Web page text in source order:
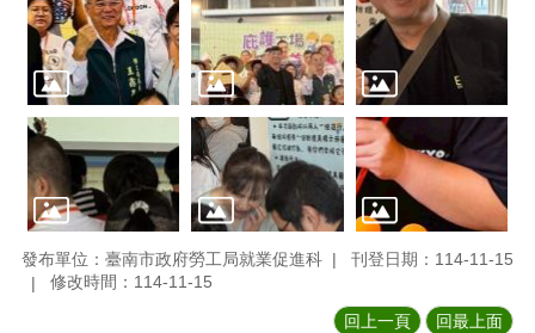
發布單位：臺南市政府勞工局就業促進科
刊登日期：114-11-15
修改時間：114-11-15
回上一頁 回最上面